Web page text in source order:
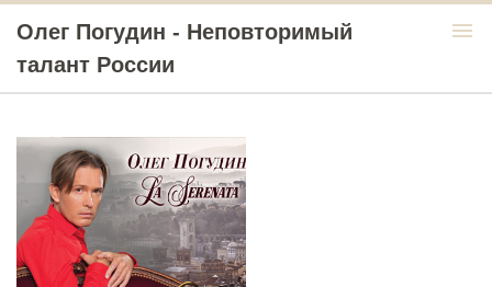
Олег Погудин - Неповторимый
талант России
menu